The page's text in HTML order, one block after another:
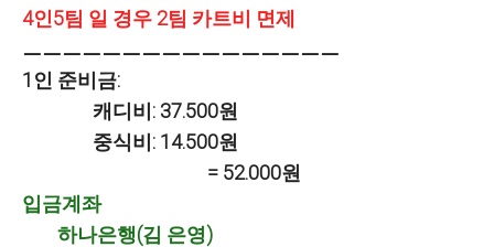
4인5팀 일 경우 2팀 카트비 면제
ㅡㅡㅡㅡㅡㅡㅡㅡㅡㅡㅡㅡㅡㅡㅡㅡ
1인 준비금:
캐디비: 37.500원
중식비: 14.500원
= 52.000원
입금계좌
하나은행(김 은영)